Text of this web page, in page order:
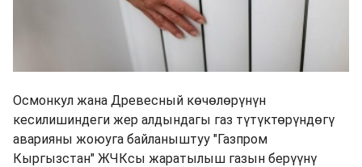
Осмонкул жана Древесный көчөлөрүнүн
кесилишиндеги жер алдындагы газ түтүктөрүндөгү
аварияны жоюуга байланыштуу "Газпром
Кыргызстан" ЖЧКсы жаратылыш газын берүүнү